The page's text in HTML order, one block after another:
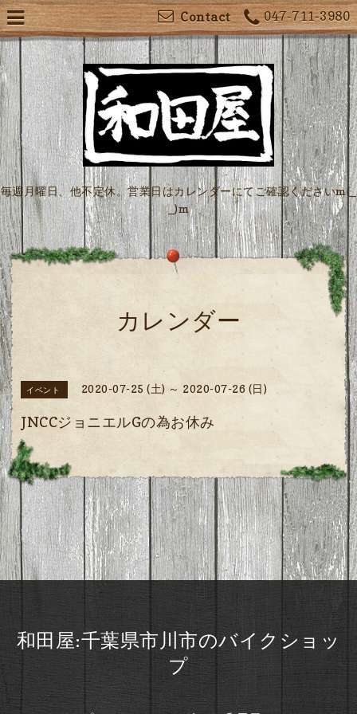
047-711-3980
Contact
毎週月曜日、他不定休。営業日はカレンダーにてご確認くださいm(_
_)m
カレンダー
イベント 2020-07-25 (土) ～ 2020-07-26 (日)
JNCCジョニエルGの為お休み
和田屋:千葉県市川市のバイクショッ
プ